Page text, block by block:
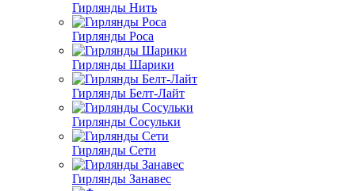
Гирлянды Нить
Гирлянды Роса
Гирлянды Шарики
Гирлянды Белт-Лайт
Гирлянды Сосульки
Гирлянды Сети
Гирлянды Занавес